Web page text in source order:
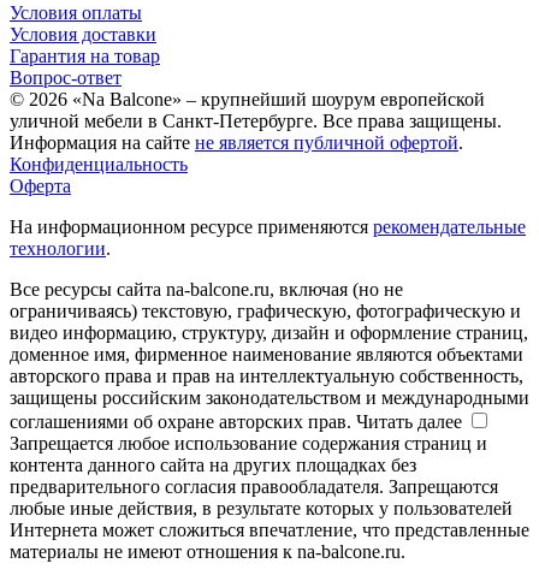
Условия оплаты
Условия доставки
Гарантия на товар
Вопрос-ответ
© 2026 «Na Balcone» – крупнейший шоурум европейской
уличной мебели в Санкт-Петербурге. Все права защищены.
Информация на сайте не является публичной офертой.
Конфиденциальность
Оферта
На информационном ресурсе применяются рекомендательные
технологии.
Все ресурсы сайта na-balcone.ru, включая (но не
ограничиваясь) текстовую, графическую, фотографическую и
видео информацию, структуру, дизайн и оформление страниц,
доменное имя, фирменное наименование являются объектами
авторского права и прав на интеллектуальную собственность,
защищены российским законодательством и международными
соглашениями об охране авторских прав. Читать далее
Запрещается любое использование содержания страниц и
контента данного сайта на других площадках без
предварительного согласия правообладателя. Запрещаются
любые иные действия, в результате которых у пользователей
Интернета может сложиться впечатление, что представленные
материалы не имеют отношения к na-balcone.ru.